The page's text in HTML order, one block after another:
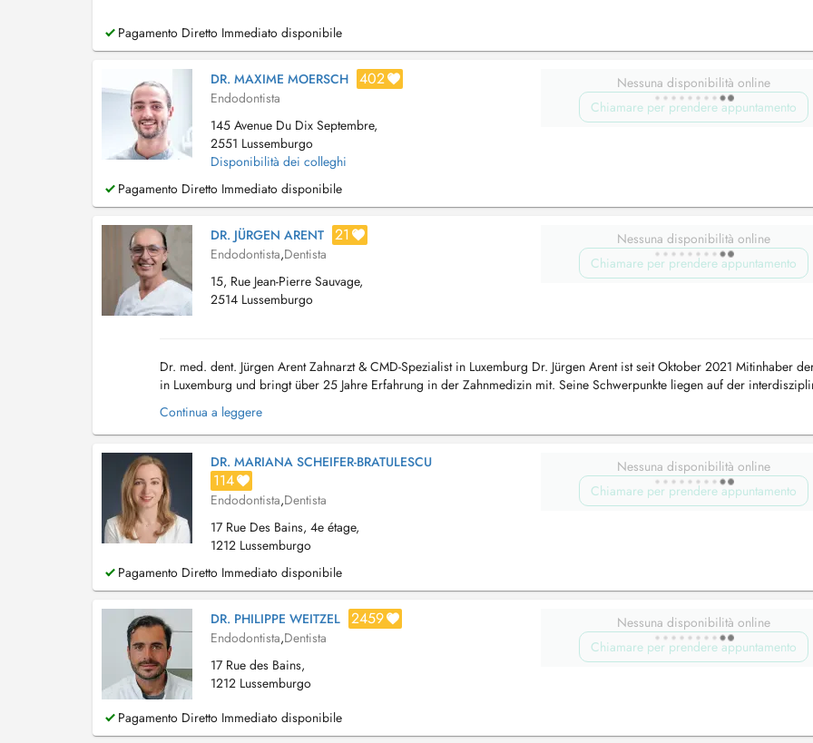
Pagamento Diretto Immediato disponibile
DR. MAXIME MOERSCH 402
Endodontista
145 Avenue Du Dix Septembre,
2551 Lussemburgo
Disponibilità dei colleghi
Nessuna disponibilità online
Chiamare per prendere appuntamento
Pagamento Diretto Immediato disponibile
DR. JÜRGEN ARENT 21
Endodontista,Dentista
15, Rue Jean-Pierre Sauvage,
2514 Lussemburgo
Nessuna disponibilità online
Chiamare per prendere appuntamento
Dr. med. dent. Jürgen Arent Zahnarzt & CMD-Spezialist in Luxemburg Dr. Jürgen Arent ist seit Oktober 2021 Mitinhaber
in Luxemburg und bringt über 25 Jahre Erfahrung in der Zahnmedizin mit. Seine Schwerpunkte liegen auf der
Zahnheilkunde und insbesondere auf der Beha...
Continua a leggere
DR. MARIANA SCHEIFER-BRATULESCU
114
Endodontista,Dentista
17 Rue Des Bains, 4e étage,
1212 Lussemburgo
Nessuna disponibilità online
Chiamare per prendere appuntamento
Pagamento Diretto Immediato disponibile
DR. PHILIPPE WEITZEL 2459
Endodontista,Dentista
17 Rue des Bains,
1212 Lussemburgo
Nessuna disponibilità online
Chiamare per prendere appuntamento
Pagamento Diretto Immediato disponibile